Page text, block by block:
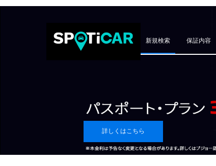
新規検索 保証内容
詳しくはこちら